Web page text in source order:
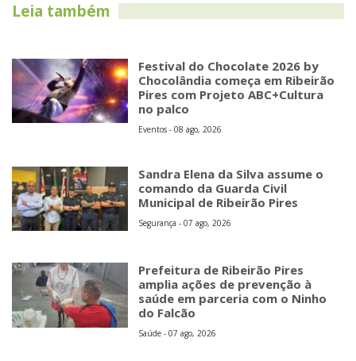
Leia também
Festival do Chocolate 2026 by
Chocolândia começa em Ribeirão
Pires com Projeto ABC+Cultura
no palco
Eventos - 08 ago, 2026
Sandra Elena da Silva assume o
comando da Guarda Civil
Municipal de Ribeirão Pires
Segurança - 07 ago, 2026
Prefeitura de Ribeirão Pires
amplia ações de prevenção à
saúde em parceria com o Ninho
do Falcão
Saúde - 07 ago, 2026